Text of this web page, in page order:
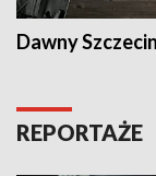
Dawny
REPORTAŻE